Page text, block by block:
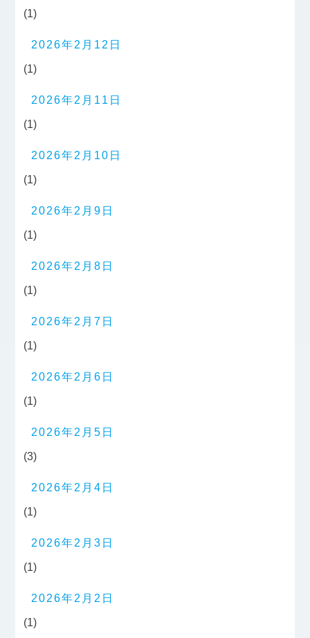
(1)
2026年2月12日
(1)
2026年2月11日
(1)
2026年2月10日
(1)
2026年2月9日
(1)
2026年2月8日
(1)
2026年2月7日
(1)
2026年2月6日
(1)
2026年2月5日
(3)
2026年2月4日
(1)
2026年2月3日
(1)
2026年2月2日
(1)